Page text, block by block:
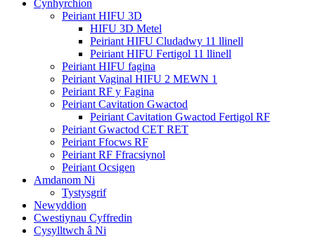
Cynhyrchion
Peiriant HIFU 3D
HIFU 3D Metel
Peiriant HIFU Cludadwy 11 llinell
Peiriant HIFU Fertigol 11 llinell
Peiriant HIFU fagina
Peiriant Vaginal HIFU 2 MEWN 1
Peiriant RF y Fagina
Peiriant Cavitation Gwactod
Peiriant Cavitation Gwactod Fertigol RF
Peiriant Gwactod CET RET
Peiriant Ffocws RF
Peiriant RF Ffracsiynol
Peiriant Ocsigen
Amdanom Ni
Tystysgrif
Newyddion
Cwestiynau Cyffredin
Cysylltwch â Ni